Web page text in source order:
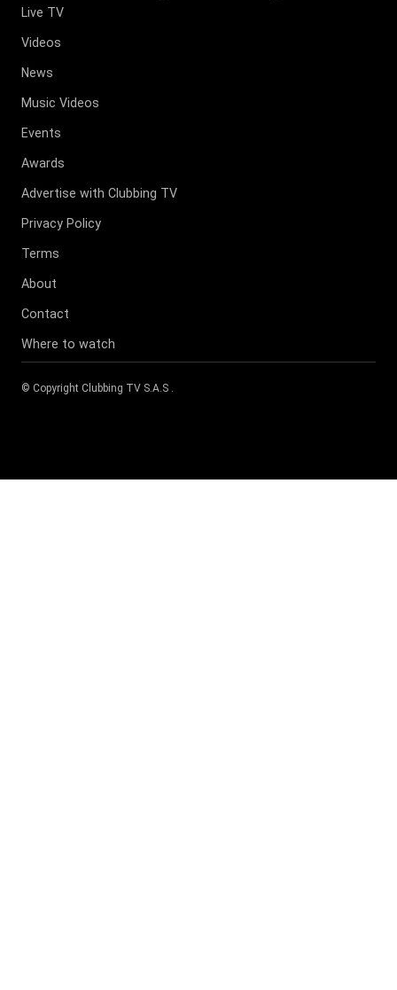
Live TV
Videos
News
Music Videos
Events
Awards
Advertise with Clubbing TV
Privacy Policy
Terms
About
Contact
Where to watch
© Copyright Clubbing TV S.A.S .